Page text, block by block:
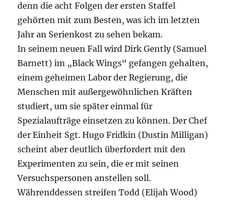
denn die acht Folgen der ersten Staffel
gehörten mit zum Besten, was ich im letzten
Jahr an Serienkost zu sehen bekam.
In seinem neuen Fall wird Dirk Gently (Samuel
Barnett) im „Black Wings“ gefangen gehalten,
einem geheimen Labor der Regierung, die
Menschen mit außergewöhnlichen Kräften
studiert, um sie später einmal für
Spezialaufträge einsetzen zu können. Der Chef
der Einheit Sgt. Hugo Fridkin (Dustin Milligan)
scheint aber deutlich überfordert mit den
Experimenten zu sein, die er mit seinen
Versuchspersonen anstellen soll.
Währenddessen streifen Todd (Elijah Wood)